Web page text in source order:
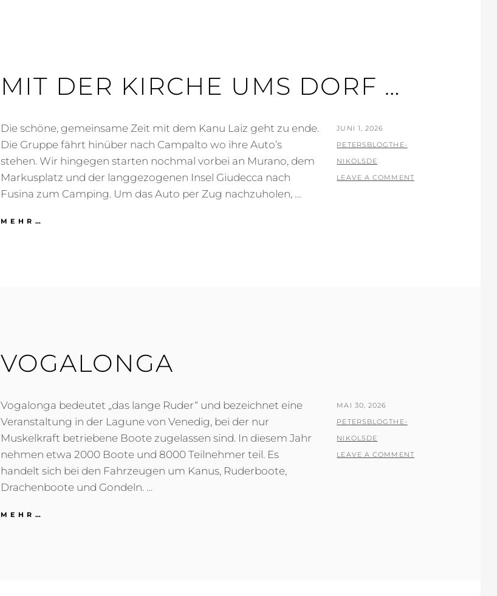
MIT DER KIRCHE UMS DORF …
Die schöne, gemeinsame Zeit mit dem Kanu Laiz geht zu ende.
Die Gruppe fährt hinüber nach Campalto wo ihre Auto’s
stehen. Wir hingegen starten nochmal vorbei an Murano, dem
Markusplatz und der langgezogenen Insel Giudecca nach
Fusina zum Camping. Um das Auto per Zug nachzuholen, …
MEHR…
POSTED
ON
JUNI 1, 2026
BY
PETERSBLOGTHE-
NIKOLSDE
LEAVE A COMMENT
VOGALONGA
Vogalonga bedeutet „das lange Ruder“ und bezeichnet eine
Veranstaltung in der Lagune von Venedig, bei der nur
Muskelkraft betriebene Boote zugelassen sind. In diesem Jahr
nehmen etwa 2000 Boote und 8000 Teilnehmer teil. Es
handelt sich bei den Fahrzeugen um Kanus, Ruderboote,
Drachenboote und Gondeln. …
MEHR…
POSTED
ON
MAI 30, 2026
BY
PETERSBLOGTHE-
NIKOLSDE
LEAVE A COMMENT